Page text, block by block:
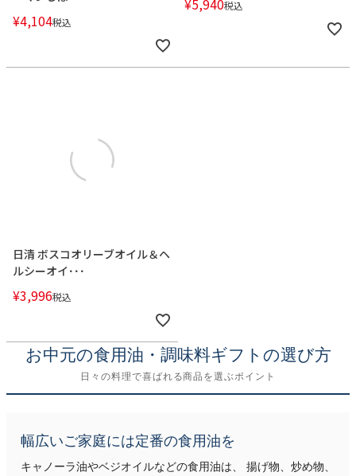
¥4,104税込
¥5,940税込
日清 ボスコオリーブオイル＆ヘ
ルシーオイ･･･
¥3,996税込
お中元の食用油・調味料ギフトの選び方
日々の料理で喜ばれる商品を選ぶポイント
幅広いご家庭には定番の食用油を
キャノーラ油やベジオイルなどの食用油は、 揚げ物、炒め物、